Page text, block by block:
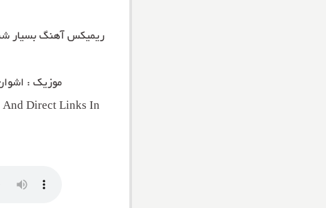
ریمیکس آهنگ بسیار
موزیک :
And Direct Links In